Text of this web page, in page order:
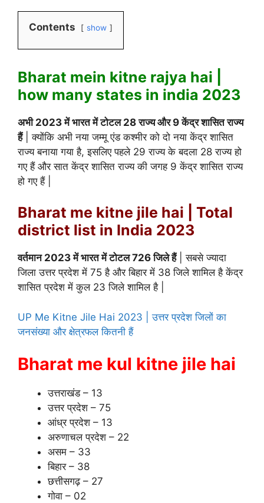
Contents show
Bharat mein kitne rajya hai |
how many states in india 2023
अभी 2023 में भारत में टोटल 28 राज्य और 9 केंद्र शासित राज्य
हैं| क्योंकि अभी नया जम्मू एंड कश्मीर को दो नया केंद्र शासित
राज्य बनाया गया है, इसलिए पहले 29 राज्य के बदला 28 राज्य हो
गए हैं और सात केंद्र शासित राज्य की जगह 9 केंद्र शासित राज्य
हो गए हैं |
Bharat me kitne jile hai | Total
district list in India 2023
वर्तमान 2023 में भारत में टोटल 726 जिले हैं| सबसे ज्यादा
जिला उत्तर प्रदेश में 75 है और बिहार में 38 जिले शामिल है केंद्र
शासित प्रदेश में कुल 23 जिले शामिल है |
UP Me Kitne Jile Hai 2023 | उत्तर प्रदेश जिलों का
जनसंख्या और क्षेत्रफल कितनी हैं
Bharat me kul kitne jile hai
उत्तराखंड – 13
उत्तर प्रदेश – 75
आंध्र प्रदेश – 13
अरुणाचल प्रदेश – 22
असम – 33
बिहार – 38
छत्तीसगढ़ – 27
गोवा – 02